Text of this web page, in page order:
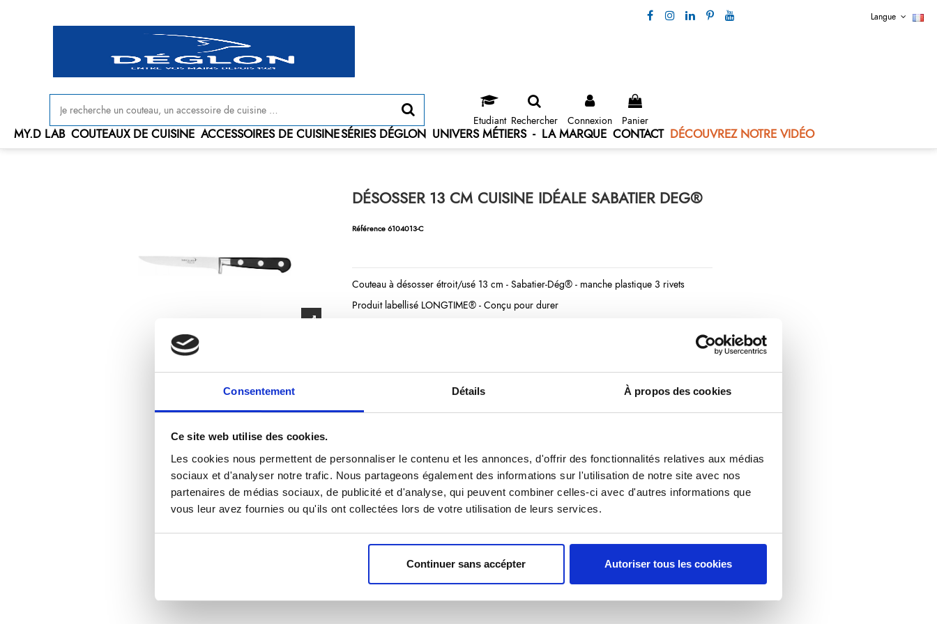
Consentement Détails À propos des cookies
Ce site web utilise des cookies.
Les cookies nous permettent de personnaliser le contenu et les annonces, d'offrir des fonctionnalités relatives aux médias
sociaux et d'analyser notre trafic. Nous partageons également des informations sur l'utilisation de notre site avec nos
partenaires de médias sociaux, de publicité et d'analyse, qui peuvent combiner celles-ci avec d'autres informations que
vous leur avez fournies ou qu'ils ont collectées lors de votre utilisation de leurs services.
Continuer sans accépter Autoriser tous les cookies
Langue
Etudiant Rechercher Connexion Panier
MY.D LAB COUTEAUX DE CUISINE ACCESSOIRES DE CUISINESÉRIES DÉGLON UNIVERS MÉTIERS - LA MARQUE CONTACT DÉCOUVREZ NOTRE VIDÉO
DÉSOSSER 13 CM CUISINE IDÉALE SABATIER DEG®
Référence 6104013-C
Couteau à désosserétroit/usé 13 cm - Sabatier-Dég®- manche plastique 3 rivets
Produit labellisé LONGTIME® - Conçu pour durer
Personnalisation
65,43 € / TTC